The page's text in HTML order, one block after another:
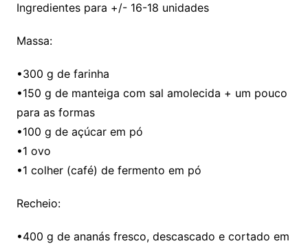
Ingredientes para +/- 16-18 unidades
Massa:
•300 g de farinha
•150 g de manteiga com sal amolecida + um pouco
para as formas
•100 g de açúcar em pó
•1 ovo
•1 colher (café) de fermento em pó
Recheio:
•400 g de ananás fresco, descascado e cortado em